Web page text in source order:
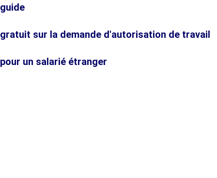
guide
gratuit sur la demande d'autorisation de travail
pour un salarié étranger